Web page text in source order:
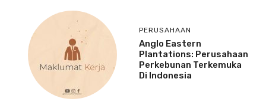
PERUSAHAAN
Anglo Eastern
Plantations: Perusahaan
Perkebunan Terkemuka
Di Indonesia